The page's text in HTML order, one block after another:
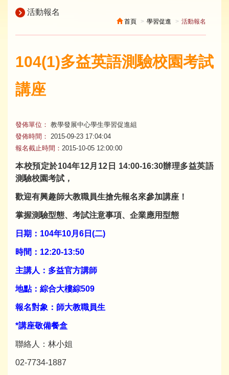
活動報名
首頁 學習促進 活動報名
104(1)多益英語測驗校園考試
講座
發佈單位： 教學發展中心學生學習促進組
發佈時間：
2015-09-23 17:04:04
報名截止時間： 2015-10-05 12:00:00
本校預定於104年12月12日 14:00-16:30辦理多益英語
測驗校園考試，
歡迎有興趣師大教職員生搶先報名來參加講座！
掌握測驗型態、考試注意事項、企業應用型態
日期：104年10月6日(二)
時間：12:20-13:50
主講人：多益官方講師
地點：綜合大樓綜509
報名對象：師大教職員生
*講座敬備餐盒
聯絡人：林小姐
02-7734-1887